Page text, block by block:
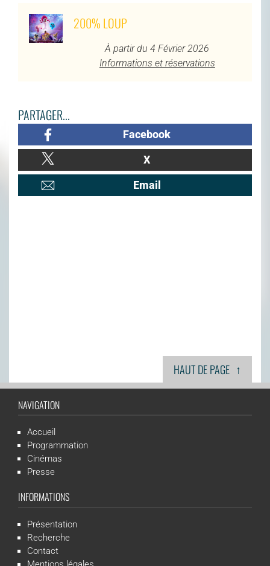
200% LOUP
À partir du 4 Février 2026
Informations et réservations
PARTAGER...
Facebook
X
Email
HAUT DE PAGE ↑
NAVIGATION
Accueil
Programmation
Cinémas
Presse
INFORMATIONS
Présentation
Recherche
Contact